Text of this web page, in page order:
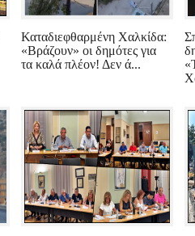
Καταδιεφθαρμένη Χαλκίδα:
«Βράζουν» οι δημότες για
τα καλά πλέον! Δεν ά...